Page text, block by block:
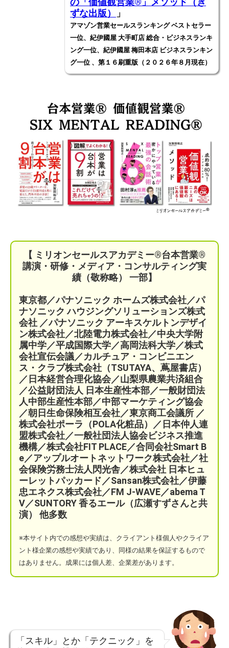
ずな出版）
」
アマゾン営業セールスランキング ベストセラー
一位、紀伊國屋 大手町店 総合・ビジネスランキ
ング一位、紀伊國屋 梅田本店 ビジネスランキン
グ一位 、第１６刷重版（２０２６年８月現在）
【 ミリオンセールスアカデミー®︎台本営業®︎
講演・研修・メディア・コンサルティング実
績（敬称略） 一部】
東京都／パナソニック ホームズ株式会社／パ
ナソニック ハウジングソリューションズ株式
会社 ／パナソニック アーキスケルトンデザイ
ン株式会社／北陸電力株式会社／中央大学附
属中学／平成国際大学／高岡法科大学／株式
会社宣伝会議／カルチュア・コンビニエン
ス・クラブ株式会社（TSUTAYA、蔦屋書店）
／ 日本経営合理化協会／山梨県農業共済組合
／公益財団法人 日本生産性本部／一般財団法
人中部生産性本部／中部マーケティング協会
／朝日生命保険相互会社／東京商工会議所 ／
株式会社ポーラ（POLA化粧品）
／日本仲人連
盟株式会社／一般社団法人協会ビジネス推進
機構／株式会社FIT PLACE／合同会社Smart B
e／アップルオートネットワーク株式会社／社
会保険労務士法人閃光舎／株式会社 日本ヒュ
ーレットパッカード／Sansan株式会社／伊藤
忠エネクス株式会社／FM J-WAVE／abema T
V／SUNTORY 香るエール（広瀬すずさんと共
演） 他多数
※本サイト 内での感想や実績は、クライアント様個人やクライア
ント様企業の感想や実績であり、同様の結果を保証するもので
はありません。成果には個人差、企業差があります。
「スキル」とか「テクニック」を